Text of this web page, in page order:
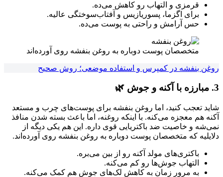
قرمزی و التهاب رو کاهش می‌ده.
برای اگزما، پسوریازیس و آفتاب‌سوختگی عالیه.
حس آرامش و راحتی به پوست می‌ده.
متخصصان پوست دوباره به روغن بنفشه روی آورده‌اند
روغن بنفشه در کمپرس و استفاده موضعی؛ روش صحیح
3. مبارزه با آکنه و جوش 🌿
شاید تعجب کنید، اما روغن بنفشه برای پوست‌های چرب و مستعد
آکنه هم معجزه می‌کنه. با اینکه روغنه، اما باعث بسته شدن منافذ
نمی‌شه و خاصیت ضد باکتریایی قوی داره. این هم یکی دیگه از
دلایلیه که متخصصان پوست دوباره به روغن بنفشه روی آورده‌اند.
باکتری‌های مولد آکنه رو از بین می‌بره.
التهاب جوش‌ها رو کم می‌کنه.
به مرور زمان به کاهش لک‌های جوش هم کمک می‌کنه.